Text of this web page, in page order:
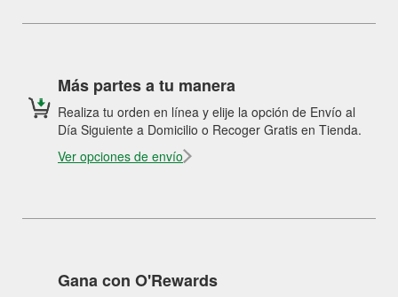
Más partes a tu manera
Realiza tu orden en línea y elije la opción de Envío al
Día Siguiente a Domicilio o Recoger Gratis en Tienda.
Ver opciones de envío
Gana con O'Rewards